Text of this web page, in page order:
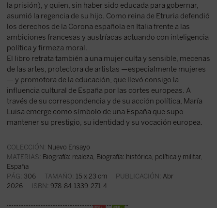
la prisión), y quien, sin haber sido educada para gobernar,
asumió la regencia de su hijo. Como reina de Etruria defendió
los derechos de la Corona española en Italia frente a las
ambiciones francesas y austríacas actuando con inteligencia
política y firmeza moral.
El libro retrata también a una mujer culta y sensible, mecenas
de las artes, protectora de artistas —especialmente mujeres
— y promotora de la educación, que llevó consigo la
influencia cultural de España por las cortes europeas. A
través de su correspondencia y de su acción política, María
Luisa emerge como símbolo de una España que supo
mantener su prestigio, su identidad y su vocación europea.
COLECCIÓN: Nuevo Ensayo
MATERIAS: Biografía: realeza, Biografía: histórica, política y militar,
España
PÁG: 306 TAMAÑO: 15 x 23 cm PUBLICACIÓN: Abr
2026 ISBN: 978-84-1339-271-4